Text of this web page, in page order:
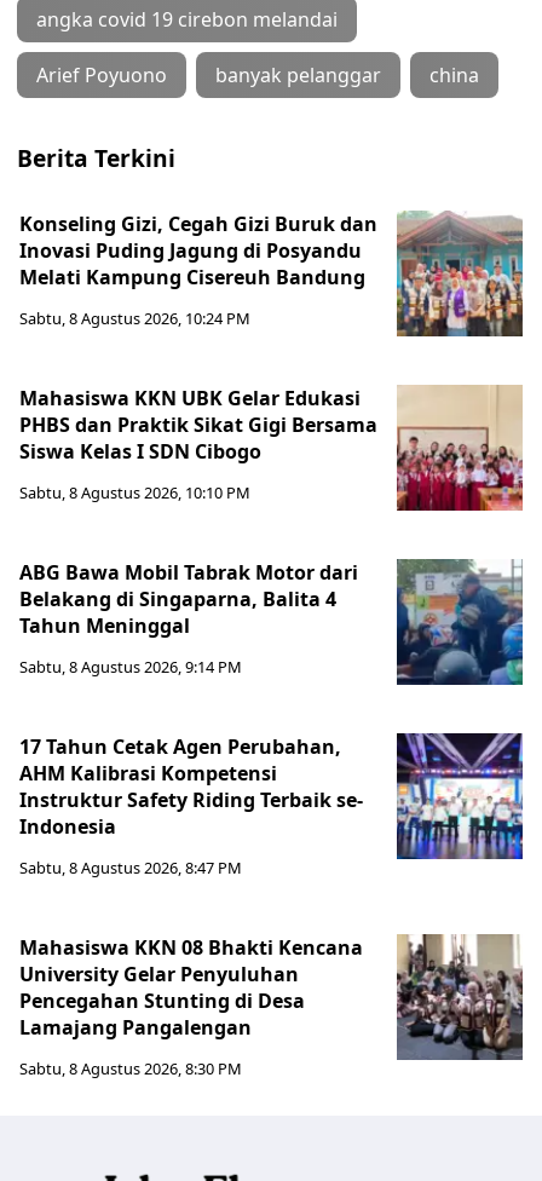
angka covid 19 cirebon melandai
Arief Poyuono banyak pelanggar china
Berita Terkini
Konseling Gizi, Cegah Gizi Buruk dan
Inovasi Puding Jagung di Posyandu
Melati Kampung Cisereuh Bandung
Sabtu, 8 Agustus 2026, 10:24 PM
Mahasiswa KKN UBK Gelar Edukasi
PHBS dan Praktik Sikat Gigi Bersama
Siswa Kelas I SDN Cibogo
Sabtu, 8 Agustus 2026, 10:10 PM
ABG Bawa Mobil Tabrak Motor dari
Belakang di Singaparna, Balita 4
Tahun Meninggal
Sabtu, 8 Agustus 2026, 9:14 PM
17 Tahun Cetak Agen Perubahan,
AHM Kalibrasi Kompetensi
Instruktur Safety Riding Terbaik se-
Indonesia
Sabtu, 8 Agustus 2026, 8:47 PM
Mahasiswa KKN 08 Bhakti Kencana
University Gelar Penyuluhan
Pencegahan Stunting di Desa
Lamajang Pangalengan
Sabtu, 8 Agustus 2026, 8:30 PM